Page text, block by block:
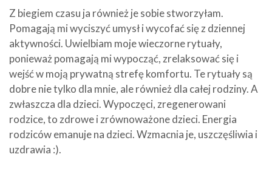
Z biegiem czasu ja również je sobie stworzyłam.
Pomagają mi wyciszyć umysł i wycofać się z dziennej
aktywności. Uwielbiam moje wieczorne rytuały,
ponieważ pomagają mi wypocząć, zrelaksować się i
wejść w moją prywatną strefę komfortu. Te rytuały są
dobre nie tylko dla mnie, ale również dla całej rodziny. A
zwłaszcza dla dzieci. Wypoczęci, zregenerowani
rodzice, to zdrowe i zrównoważone dzieci. Energia
rodziców emanuje na dzieci. Wzmacnia je, uszczęśliwia i
uzdrawia :).